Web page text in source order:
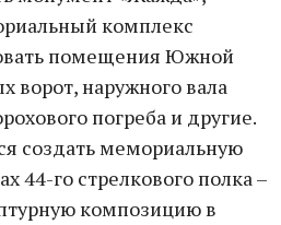
комплекс
помещения Южной
ворот, наружного вала
погреба и другие.
создать мемориальную
44-го стрелкового полка –
композицию в